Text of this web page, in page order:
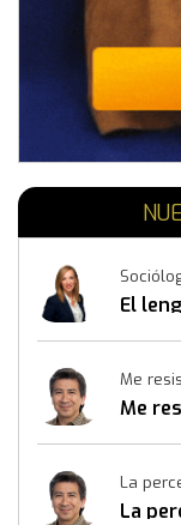
El
Me
Me
La
La